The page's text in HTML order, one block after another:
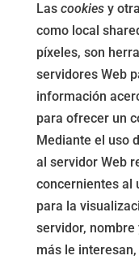
Las cookies y
como local
píxeles, son
servidores Web
información
para ofrecer un
Mediante el uso
al servidor Web
concernientes al
para la
servidor, nombre
más le interesan,